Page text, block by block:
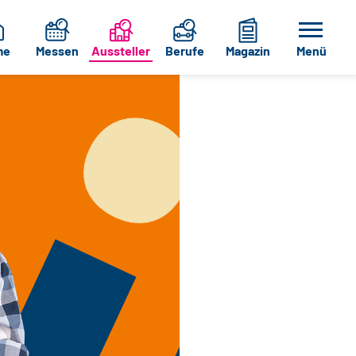
Messen Aussteller Berufe Magazin Menü